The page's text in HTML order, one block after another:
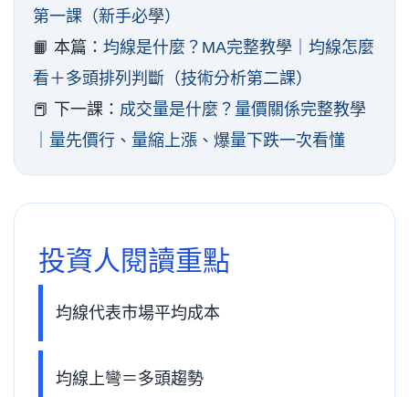
第一課（新手必學）
📙 本篇： 均線是什麼？MA完整教學｜均線怎麼
看＋多頭排列判斷（技術分析第二課）
📕 下一課： 成交量是什麼？量價關係完整教學
｜量先價行、量縮上漲、爆量下跌一次看懂
投資人閱讀重點
均線代表市場平均成本
均線上彎＝多頭趨勢